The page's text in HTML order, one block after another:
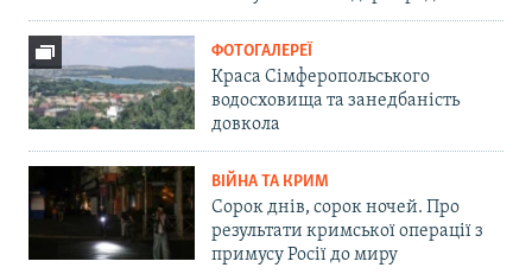
ФОТОГАЛЕРЕЇ
Краса Сімферопольського
водосховища та занедбаність
довкола
ВІЙНА ТА КРИМ
Сорок днів, сорок ночей. Про
результати кримської операції з
примусу Росії до миру